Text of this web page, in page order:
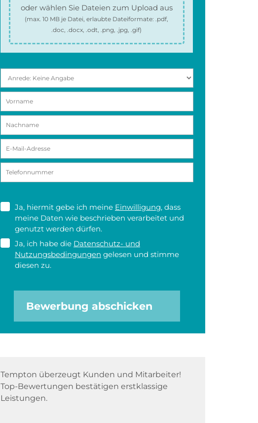
oder wählen Sie Dateien zum Upload aus
(max.10 MB je Datei, erlaubte Dateiformate:.pdf,
.doc, .docx, .odt, .png, .jpg, .gif)
Ja, hiermit gebe ich meine Einwilligung, dass
meine Daten wie beschrieben verarbeitet und
genutzt werden dürfen.
Ja, ich habe die Datenschutz- und
Nutzungsbedingungen gelesen und stimme
diesen zu.
Bewerbung abschicken
Tempton überzeugt Kunden und Mitarbeiter!
Top-Bewertungen bestätigen erstklassige
Leistungen.